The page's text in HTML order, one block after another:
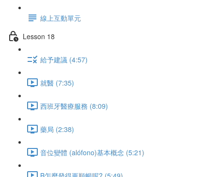
線上互動單元
Lesson 18
給予建議 (4:57)
就醫 (7:35)
西班牙醫療服務 (8:09)
藥局 (2:38)
音位變體 (alófono)基本概念 (5:21)